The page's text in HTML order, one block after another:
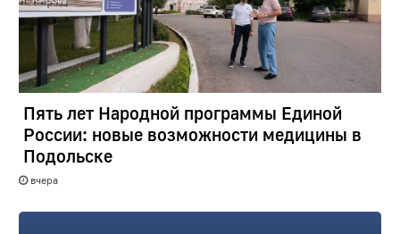
Пять лет Народной программы Единой
России: новые возможности медицины в
Подольске
вчера